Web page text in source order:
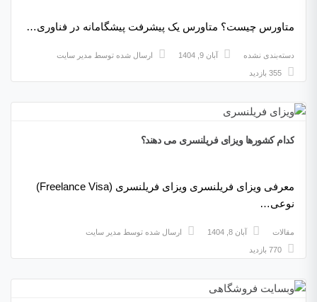
متاورس چیست؟ متاورس یک پیشرفت پیشگامانه در فناوری…
دسته‌بندی نشده آبان 9, 1404 ارسال شده توسط مدیر سایت
کدام کشورها ویزای فریلنسری می دهند؟
معرفی ویزای فریلنسری ویزای فریلنسری (Freelance Visa)
نوعی…
مقالات آبان 8, 1404 ارسال شده توسط مدیر سایت